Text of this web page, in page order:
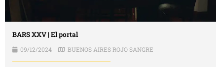
BARS XXV | El portal
09/12/2024 BUENOS AIRES ROJO SANGRE